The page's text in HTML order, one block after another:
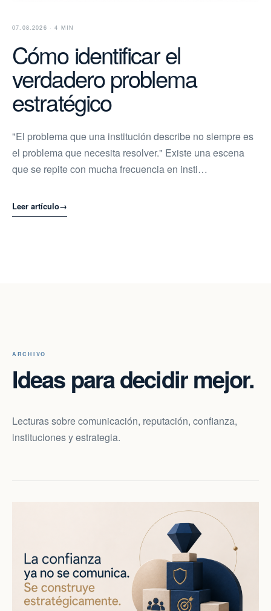
07.08.2026 · 4 MIN
Cómo identificar el
verdadero problema
estratégico
"El problema que una institución describe no siempre es
el problema que necesita resolver." Existe una escena
que se repite con mucha frecuencia en insti…
Leer artículo→
ARCHIVO
Ideas para decidir mejor.
Lecturas sobre comunicación, reputación, confianza,
instituciones y estrategia.